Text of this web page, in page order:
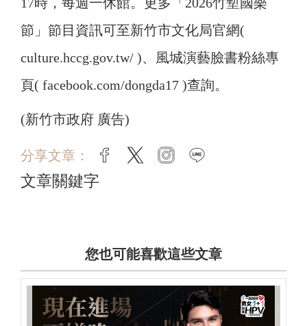
節」節目資訊可至新竹市文化局官網(
culture.hccg.gov.tw/ )、風城演藝臉書粉絲專
頁( facebook.com/dongda17 )查詢。
(新竹市政府 廣告)
分享文章： facebook
twitter instagram
文章關鍵字
您也可能喜歡這些文章